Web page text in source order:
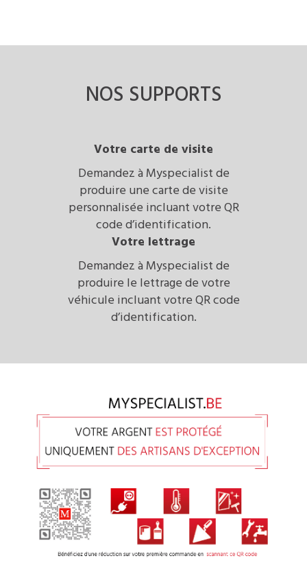
NOS SUPPORTS
Votre carte de visite
Demandez à Myspecialist de
produire une carte de visite
personnalisée incluant votre QR
code d’identification.
Votre lettrage
Demandez à Myspecialist de
produire le lettrage de votre
véhicule incluant votre QR code
d’identification.